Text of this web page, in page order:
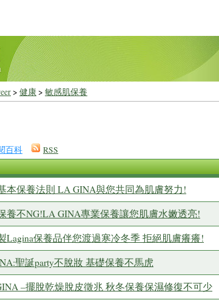
> 健康> 敏感肌保養
百科 RSS
本保養法則 LA GINA與您共同為肌膚努力!
養不NG!LA GINA專業保養讓您肌膚水嫩透亮!
Lagina保養品伴您渡過寒冷冬季 拒絕肌膚癢癢!
聖誕party不脫妝 基礎保養不馬虎
–擺脫乾燥脫皮徵兆 秋冬保養保濕修復不可少